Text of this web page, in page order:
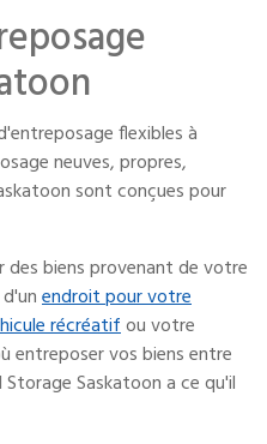
flexibles à
neuves, propres,
sont conçues pour
des biens provenant de votre
endroit pour votre
récréatifou votre
entreposer vos biens entre
Saskatoon a ce qu'il